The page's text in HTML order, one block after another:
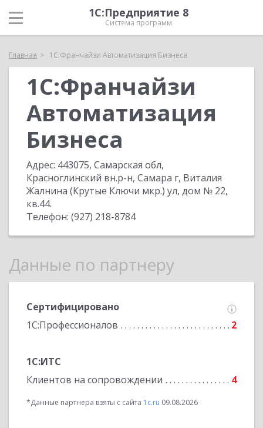
1С:Предприятие 8
Система программ
Главная 1С:Франчайзи Автоматизация Бизнеса
1С:Франчайзи
Автоматизация
Бизнеса
Адрес: 443075, Самарская обл,
Красноглинский вн.р-н, Самара г, Виталия
Жалнина (Крутые Ключи мкр.) ул, дом № 22,
кв.44.
Телефон: (927) 218-8784
Данные по партнеру
Сертифицировано
1С:Профессионалов
2
1С:ИТС
Клиентов на сопровождении
4
*Данные партнера взяты с сайта 1c.ru 09.08.2026